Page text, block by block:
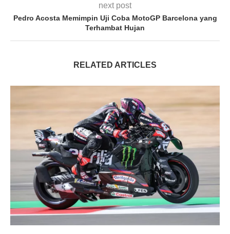
next post
Pedro Acosta Memimpin Uji Coba MotoGP Barcelona yang
Terhambat Hujan
RELATED ARTICLES